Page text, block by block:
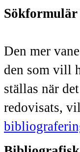
Den mer
den som vill
ställas när
redovisats,